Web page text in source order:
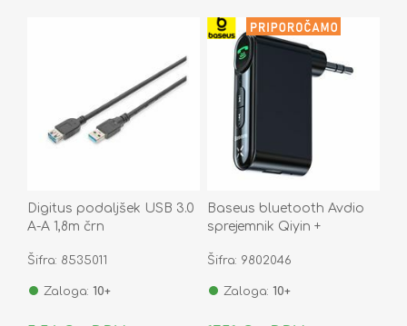
Digitus podaljšek USB 3.0
A-A 1,8m črn
Šifra: 8535011
Zaloga: 10+
Baseus bluetooth Avdio
sprejemnik Qiyin +
WXQY010001
Šifra: 9802046
Zaloga: 10+